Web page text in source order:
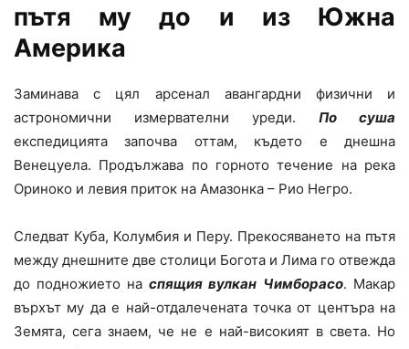
пътя му до и из Южна
Америка
Заминава с цял арсенал авангардни физични и
астрономични измервателни уреди. По суша
експедицията започва оттам, където е днешна
Венецуела. Продължава по горното течение на река
Ориноко и левия приток на Амазонка – Рио Негро.
Следват Куба, Колумбия и Перу. Прекосяването на пътя
между днешните две столици Богота и Лима го отвежда
до подножието на спящия вулкан Чимборасо. Макар
върхът му да е най-отдалечената точка от центъра на
Земята, сега знаем, че не е най-високият в света. Но